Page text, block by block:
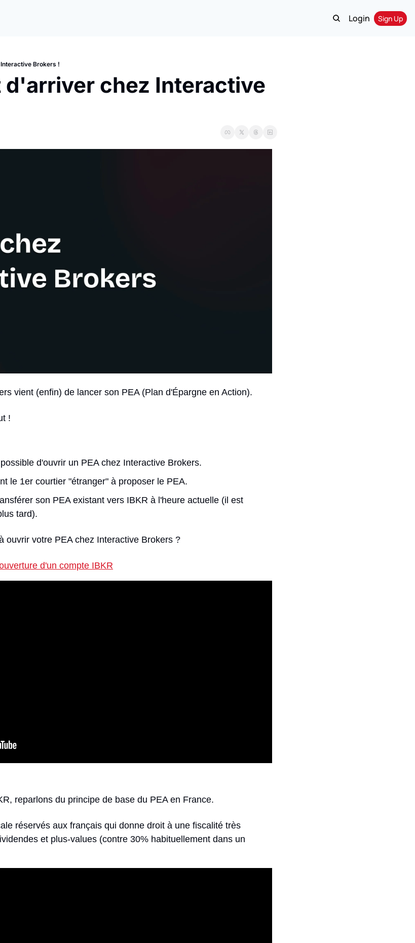
Login Sign Up
Brokers !
d'arriver chez Interactive
vient (enfin) de lancer son PEA (Plan d'Épargne en Action).
!
d'ouvrir un PEA chez Interactive Brokers.
le 1er courtier "étranger" à proposer le PEA.
son PEA existant vers IBKR à l'heure actuelle (il est
tard).
ouvrir votre PEA chez Interactive Brokers ?
d'un compte IBKR
reparlons du principe de base du PEA en France.
réservés aux français qui donne droit à une fiscalité très
et plus-values (contre 30% habituellement dans un